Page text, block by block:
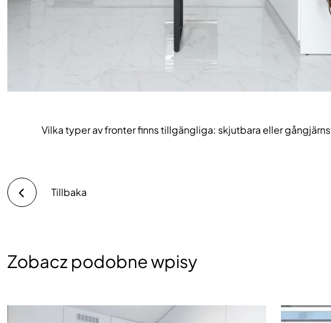
Vilka typer av fronter finns tillgängliga: skjutbara eller
Tillbaka
Zobacz podobne wpisy